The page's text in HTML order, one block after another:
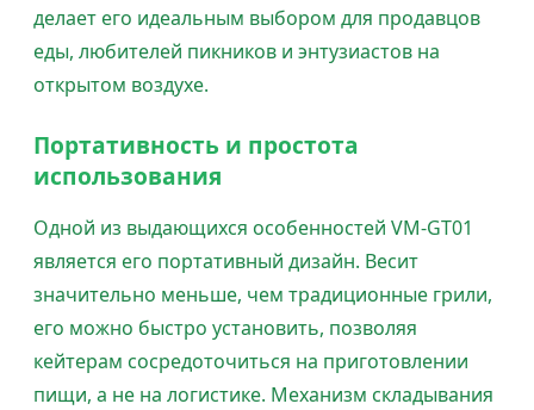
делает его идеальным выбором для продавцов
еды, любителей пикников и энтузиастов на
открытом воздухе.
Портативность и простота
использования
Одной из выдающихся особенностей VM-GT01
является его портативный дизайн. Весит
значительно меньше, чем традиционные грили,
его можно быстро установить, позволяя
кейтерам сосредоточиться на приготовлении
пищи, а не на логистике. Механизм складывания